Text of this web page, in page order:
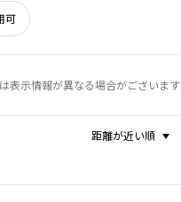
可
表示情報が異なる場合がございます
距離が近い順